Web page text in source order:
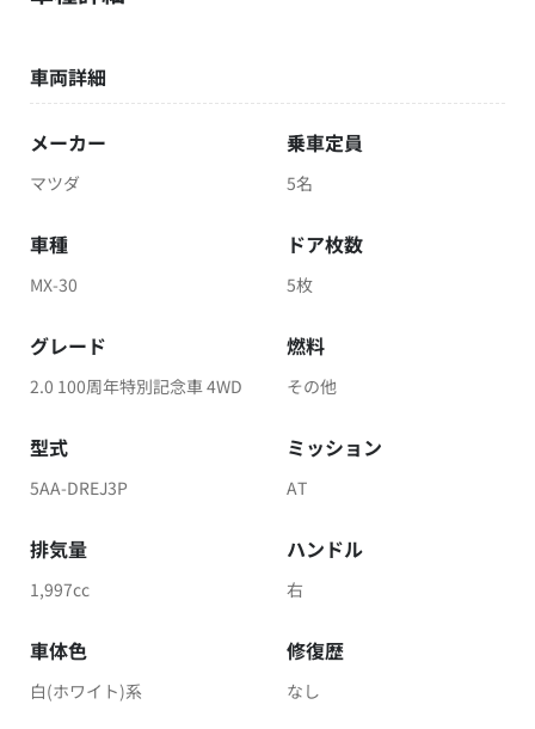
車両詳細
メーカー
マツダ
乗車定員
5名
車種
MX-30
ドア枚数
5枚
グレード
2.0 100周年特別記念車 4WD
燃料
その他
型式
5AA-DREJ3P
ミッション
AT
排気量
1,997cc
ハンドル
右
車体色
白(ホワイト)系
修復歴
なし